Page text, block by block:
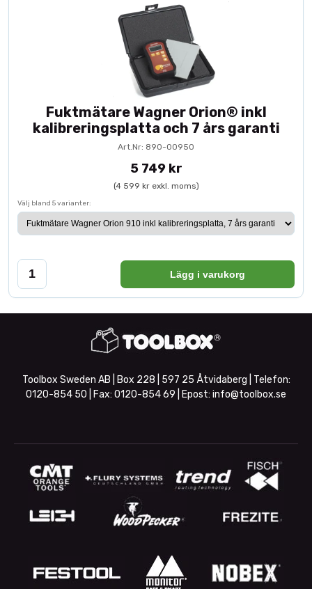
Fuktmätare Wagner Orion® inkl
kalibreringsplatta och 7 års garanti
Art.Nr: 890-00950
5 749 kr
(4 599 kr exkl. moms)
Välj bland 5 varianter:
Lägg i varukorg
Toolbox Sweden AB | Box 228 | 597 25 Åtvidaberg | Telefon:
0120-854 50 | Fax: 0120-854 69 | Epost: info@toolbox.se